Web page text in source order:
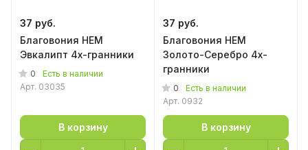
37 руб.
Благовония HEM
Эвкалипт 4х-гранники
0
Есть в наличии
Арт. 03035
В корзину
37 руб.
Благовония HEM
Золото-Серебро 4х-
гранники
0
Есть в наличии
Арт. 0932
В корзину